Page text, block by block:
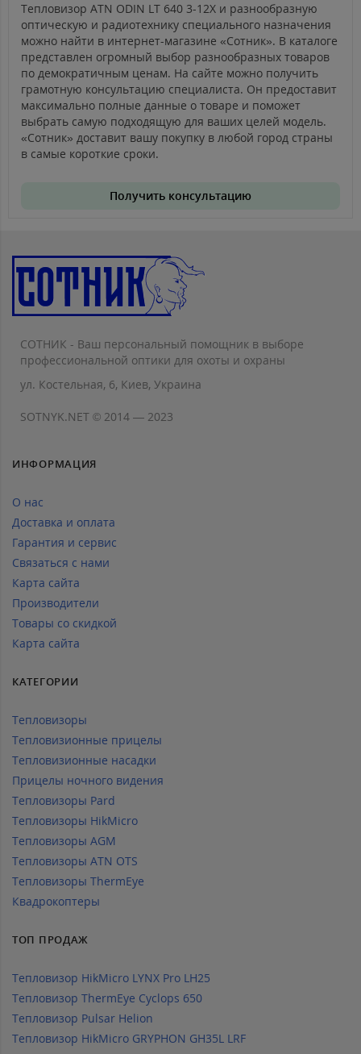
Тепловизор ATN ODIN LT 640 3-12X и разнообразную
оптическую и радиотехнику специального назначения
можно найти в интернет-магазине «Сотник». В каталоге
представлен огромный выбор разнообразных товаров
по демократичным ценам. На сайте можно получить
грамотную консультацию специалиста. Он предоставит
максимально полные данные о товаре и поможет
выбрать самую подходящую для ваших целей модель.
«Сотник» доставит вашу покупку в любой город страны
в самые короткие сроки.
Получить консультацию
СОТНИК - Ваш персональный помощник в выборе
профессиональной оптики для охоты и охраны
ул. Костельная, 6, Киев, Украина
SOTNYK.NET © 2014 — 2023
ИНФОРМАЦИЯ
О нас
Доставка и оплата
Гарантия и сервис
Связаться с нами
Карта сайта
Производители
Товары со скидкой
Карта сайта
КАТЕГОРИИ
Тепловизоры
Тепловизионные прицелы
Тепловизионные насадки
Прицелы ночного видения
Тепловизоры Pard
Тепловизоры HikMicro
Тепловизоры AGM
Тепловизоры ATN OTS
Тепловизоры ThermEye
Квадрокоптеры
ТОП ПРОДАЖ
Тепловизор HikMicro LYNX Pro LH25
Тепловизор ThermEye Cyclops 650
Тепловизор Pulsar Helion
Тепловизор HikMicro GRYPHON GH35L LRF